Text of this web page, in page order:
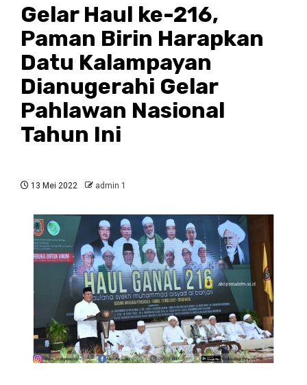
Gelar Haul ke-216,
Paman Birin Harapkan
Datu Kalampayan
Dianugerahi Gelar
Pahlawan Nasional
Tahun Ini
13 Mei 2022 admin 1